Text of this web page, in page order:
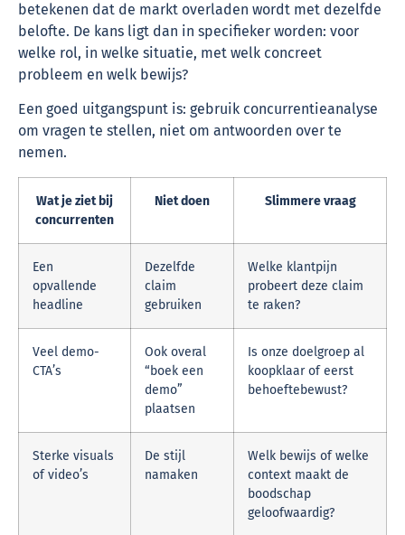
betekenen dat de markt overladen wordt met dezelfde
belofte. De kans ligt dan in specifieker worden: voor
welke rol, in welke situatie, met welk concreet
probleem en welk bewijs?
Een goed uitgangspunt is: gebruik concurrentieanalyse
om vragen te stellen, niet om antwoorden over te
nemen.
Wat je ziet bij
concurrenten
Niet doen Slimmere vraag
Een
opvallende
headline
Dezelfde
claim
gebruiken
Welke klantpijn
probeert deze claim
te raken?
Veel demo-
CTA’s
Ook overal
“boek een
demo”
plaatsen
Is onze doelgroep al
koopklaar of eerst
behoeftebewust?
Sterke visuals
of video’s
De stijl
namaken
Welk bewijs of welke
context maakt de
boodschap
geloofwaardig?